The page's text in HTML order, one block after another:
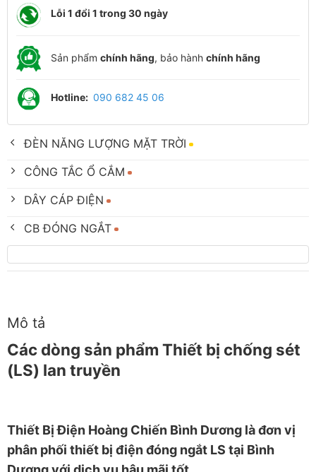
Lỗi 1 đổi 1 trong 30 ngày
Sản phẩm chính hãng, bảo hành chính hãng
Hotline: 090 682 45 06
ĐÈN NĂNG LƯỢNG MẶT TRỜI
CÔNG TẮC Ổ CẮM
DÂY CÁP ĐIỆN
CB ĐÓNG NGẮT
Mô tả
Các dòng sản phẩm Thiết bị chống sét
(LS) lan truyền
Thiết Bị Điện Hoàng Chiến Bình Dương là đơn vị
phân phối thiết bị điện đóng ngắt LS tại Bình